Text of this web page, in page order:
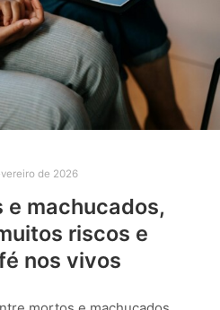
de 2026
e machucados,
riscos e
nos vivos